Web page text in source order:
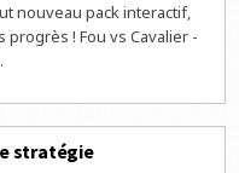
nouveau pack interactif,
progrès ! Fou vs Cavalier -
stratégie